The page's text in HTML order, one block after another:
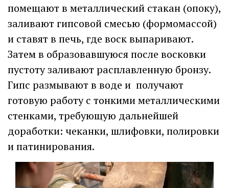
помещают в металлический стакан (опоку),
заливают гипсовой смесью (формомассой)
и ставят в печь, где воск выпаривают.
Затем в образовавшуюся после восковки
пустоту заливают расплавленную бронзу.
Гипс размывают в воде и получают
готовую работу с тонкими металлическими
стенками, требующую дальнейшей
доработки: чеканки, шлифовки, полировки
и патинирования.